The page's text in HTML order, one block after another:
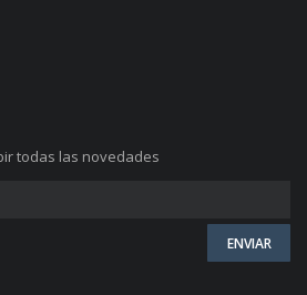
todas las novedades